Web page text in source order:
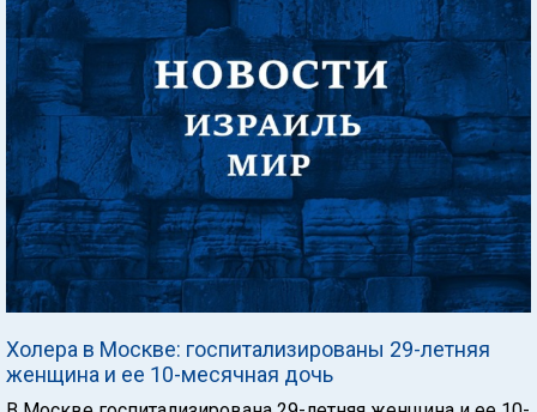
Холера в Москве: госпитализированы 29-летняя
женщина и ее 10-месячная дочь